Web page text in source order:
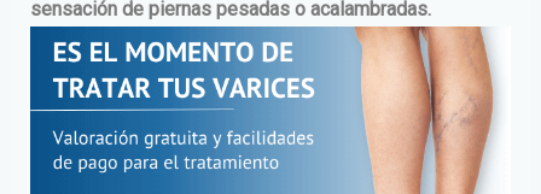
sensación de piernas pesadas o acalambradas.